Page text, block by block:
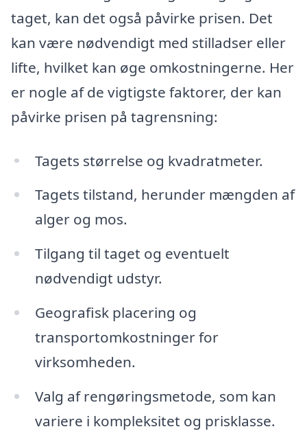
taget, kan det også påvirke prisen. Det
kan være nødvendigt med stilladser eller
lifte, hvilket kan øge omkostningerne. Her
er nogle af de vigtigste faktorer, der kan
påvirke prisen på tagrensning:
Tagets størrelse og kvadratmeter.
Tagets tilstand, herunder mængden af
alger og mos.
Tilgang til taget og eventuelt
nødvendigt udstyr.
Geografisk placering og
transportomkostninger for
virksomheden.
Valg af rengøringsmetode, som kan
variere i kompleksitet og prisklasse.